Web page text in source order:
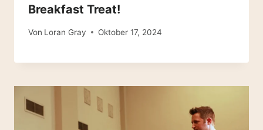
Breakfast Treat!
Von Loran Gray Oktober 17, 2024